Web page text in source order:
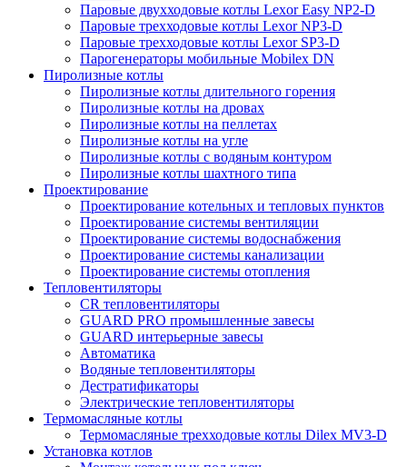
Паровые двухходовые котлы Lexor Easy NP2-D
Паровые трехходовые котлы Lexor NP3-D
Паровые трехходовые котлы Lexor SP3-D
Парогенераторы мобильные Mobilex DN
Пиролизные котлы
Пиролизные котлы длительного горения
Пиролизные котлы на дровах
Пиролизные котлы на пеллетах
Пиролизные котлы на угле
Пиролизные котлы с водяным контуром
Пиролизные котлы шахтного типа
Проектирование
Проектирование котельных и тепловых пунктов
Проектирование системы вентиляции
Проектирование системы водоснабжения
Проектирование системы канализации
Проектирование системы отопления
Тепловентиляторы
CR тепловентиляторы
GUARD PRO промышленные завесы
GUARD интерьерные завесы
Автоматика
Водяные тепловентиляторы
Дестратификаторы
Электрические тепловентиляторы
Термомасляные котлы
Термомасляные трехходовые котлы Dilex MV3-D
Установка котлов